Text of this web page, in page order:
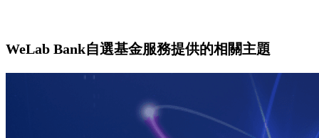
WeLab Bank自選基金服務提供的相關主題